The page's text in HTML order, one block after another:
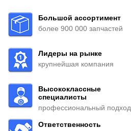
Большой ассортимент
более 900 000 запчастей
Лидеры на рынке
крупнейшая компания
Высококлассные
специалисты
профессиональный подход
Ответственность